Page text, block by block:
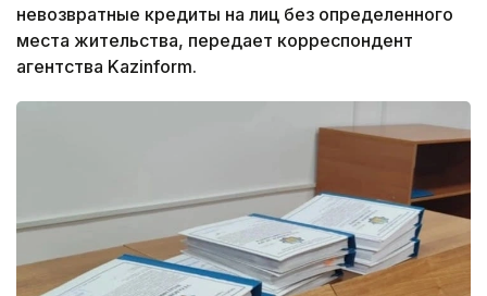
невозвратные кредиты на лиц без определенного
места жительства, передает корреспондент
агентства Kazinform.